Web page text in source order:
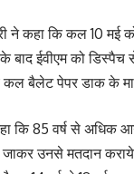
ने कहा कि कल 10 मई
बाद ईवीएम को डिस्पैच
कल बैलेट पेपर डाक के
कि 85 वर्ष से अधिक
उनसे मतदान